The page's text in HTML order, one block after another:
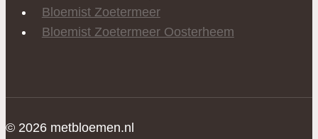
Bloemist Zoetermeer
Bloemist Zoetermeer Oosterheem
© 2026 metbloemen.nl